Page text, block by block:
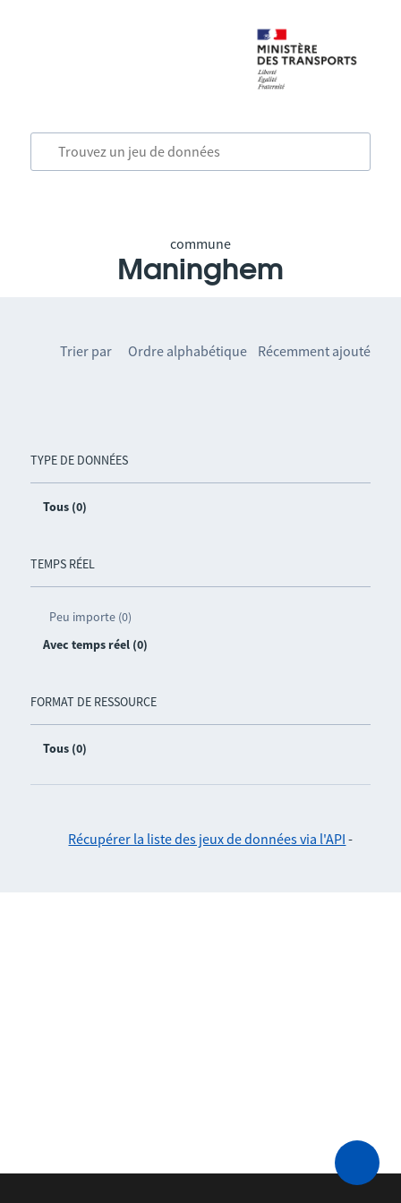
commune
Maninghem
TYPE DE DONNÉES
Tous (0)
TEMPS RÉEL
Peu importe (0)
Avec temps réel (0)
FORMAT DE RESSOURCE
Tous (0)
Trier par Ordre alphabétique Récemment ajouté
Récupérer la liste des jeux de données via l'API -